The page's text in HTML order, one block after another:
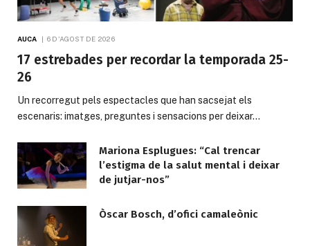
AUCA 6 D'AGOST DE 2026
17 estrebades per recordar la temporada 25-
26
Un recorregut pels espectacles que han sacsejat els
escenaris: imatges, preguntes i sensacions per deixar…
Mariona Esplugues: “Cal trencar
l’estigma de la salut mental i deixar
de jutjar-nos”
Òscar Bosch, d’ofici camaleònic